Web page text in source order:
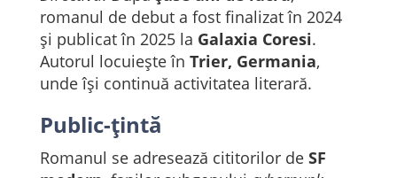
romanul de debut a fost finalizat în 2024
și publicat în 2025 la Galaxia Coresi.
Autorul locuiește în Trier, Germania,
unde își continuă activitatea literară.
Public-țintă
Romanul se adresează cititorilor de SF